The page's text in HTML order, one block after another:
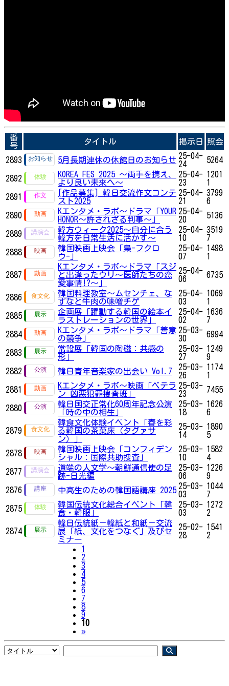
番
号
タイトル 掲示日 照会
2893 5月長期連休の休館日のお知らせ 25-04-
24
5264
2892
KOREA FES 2025 ～両手を携え、
より良い未来へ～
25-04-
23
1201
1
2891
[作品募集] 韓日交流作文コンテ
スト2025
25-04-
21
3799
6
2890
Kエンタメ・ラボ～ドラマ「YOUR
HONOR～許されざる判事～」
25-04-
20
5136
2889
韓方ウィーク2025～自分に合う
韓方を日常生活に活かす～
25-04-
10
3519
7
2888
韓国映画上映会「梟-フクロ
ウ-」
25-04-
07
1498
1
2887
Kエンタメ・ラボ～ドラマ「スジ
と出逢ったウリ～医師たちの恋
愛事情!?～」
25-04-
06
6735
2886
韓国料理教室～ムセンチェ、な
ずなと牛肉の味噌チゲ
25-04-
03
1069
1
2885
企画展「躍動する韓国の絵本イ
ラストレーションの世界」
25-04-
02
1636
7
2884
Kエンタメ・ラボ～ドラマ「善意
の競争」
25-03-
30
6994
2883
常設展「韓国の陶磁：共感の
形」
25-03-
27
1249
9
2882
韓日青年音楽家の出会い Vol.7
25-03-
26
1174
1
2881
Kエンタメ・ラボ～映画「ベテラ
ン 凶悪犯罪捜査班」
25-03-
23
7455
2880
韓日国交正常化60周年記念公演
「時の中の相生」
25-03-
18
1626
6
2879
韓食文化体験イベント「春を彩
る韓国の茶菓床（タグァサ
ン）」
25-03-
14
1890
5
2878
韓国映画上映会「コンフィデン
シャル：国際共助捜査」
25-03-
10
1582
4
2877
道端の人文学〜朝鮮通信使の足
跡-日光編
25-03-
06
1226
9
2876
中高生のための韓国語講座 2025 25-03-
03
1044
7
2875
韓国伝統文化総合イベント「韓
食・韓服」
25-03-
03
1272
2
2874
韓日伝統紙－韓紙と和紙－交流
展「紙、文化をつなぐ」及びセ
ミナー
25-02-
28
1541
2
1
2
3
4
5
6
7
8
9
10
»Next